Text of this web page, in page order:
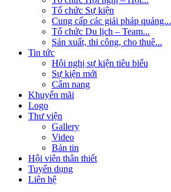
Tổ chức Sự kiện
Cung cấp các giải pháp quảng...
Tổ chức Du lịch – Team...
Sản xuất, thi công, cho thuê...
Tin tức
Hội nghị sự kiện tiêu biểu
Sự kiện mới
Cẩm nang
Khuyến mãi
Logo
Thư viện
Gallery
Video
Bản tin
Hội viên thân thiết
Tuyển dụng
Liên hệ